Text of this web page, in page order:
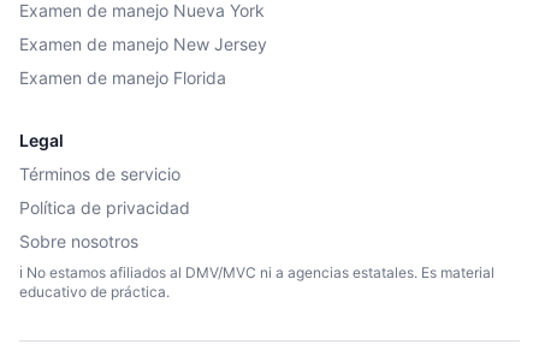
Examen de manejo Nueva York
Examen de manejo New Jersey
Examen de manejo Florida
Legal
Términos de servicio
Política de privacidad
Sobre nosotros
ℹ️ No estamos afiliados al DMV/MVC ni a agencias estatales. Es material
educativo de práctica.